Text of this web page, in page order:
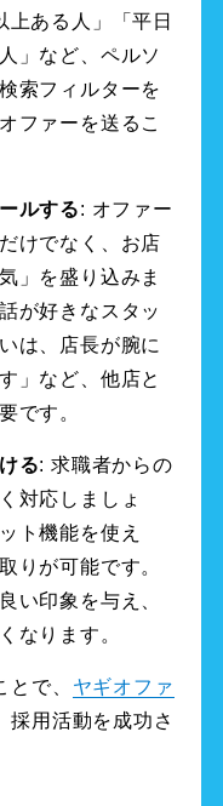
上ある人」「平日
」など、ペルソ
索フィルターを
ファーを送るこ
ルする: オファー
けでなく、お店
」を盛り込みま
が好きなスタッ
は、店長が腕に
」など、他店と
です。
る: 求職者からの
対応しましょ
ト機能を使え
りが可能です。
い印象を与え、
なります。
で、 ヤギオファ
採用活動を成功さ